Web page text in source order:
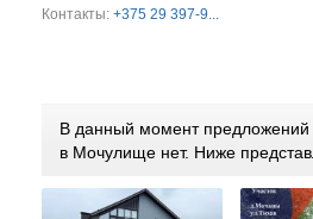
Контакты: +375 29 397-9...
В данный момент предложений
в Мочулище нет. Ниже